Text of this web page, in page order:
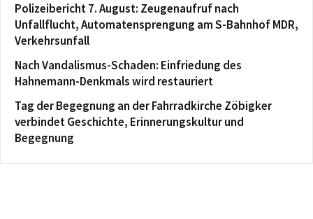
Polizeibericht 7. August: Zeugenaufruf nach
Unfallflucht, Automatensprengung am S-Bahnhof MDR,
Verkehrsunfall
Nach Vandalismus-Schaden: Einfriedung des
Hahnemann-Denkmals wird restauriert
Tag der Begegnung an der Fahrradkirche Zöbigker
verbindet Geschichte, Erinnerungskultur und
Begegnung